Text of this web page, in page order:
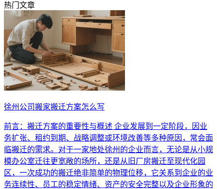
热门文章
徐州公司搬家搬迁方案怎么写
前言：搬迁方案的重要性与概述 企业发展到一定阶段，因业
务扩张、租约到期、战略调整或环境改善等多种原因，常会面
临搬迁的需求。对于一家地处徐州的企业而言，无论是从小规
模办公室迁往更宽敞的场所，还是从旧厂房搬迁至现代化园
区，一次成功的搬迁绝非简单的物理位移，它关系到企业的业
务连续性、员工的稳定情绪、资产的安全完整以及企业形象的